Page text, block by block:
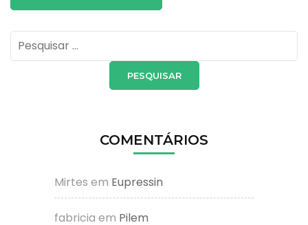
Pesquisar
por:
COMENTÁRIOS
Mirtes em Eupressin
fabricia em Pilem